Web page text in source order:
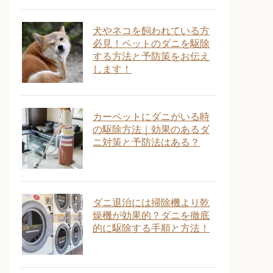
犬やネコを飼われている方
必見！ペットのダニを駆除
する方法と予防策をお伝え
します！
カーペットにダニがいる時
の駆除方法｜効果のあるダ
ニ対策と予防法はある？
ダニ退治には掃除機より乾
燥機が効果的？ダニを徹底
的に駆除する手順と方法！